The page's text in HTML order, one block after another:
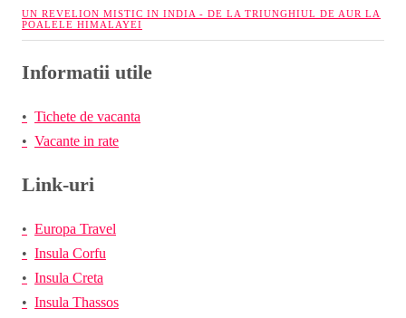
UN REVELION MISTIC IN INDIA - DE LA TRIUNGHIUL DE AUR LA
POALELE HIMALAYEI
Informatii utile
Tichete de vacanta
Vacante in rate
Link-uri
Europa Travel
Insula Corfu
Insula Creta
Insula Thassos